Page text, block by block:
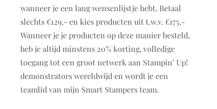
wanneer je een lang wensenlijstje hebt. Betaal
slechts €129,- en kies producten uit t.w.v. €175,-
Wanneer je je producten op deze manier besteld,
heb je altijd minstens 20% korting, volledige
toegang tot een groot netwerk aan Stampin’ Up!
demonstrators wereldwijd en wordt je een
teamlid van mijn Smart Stampers team.